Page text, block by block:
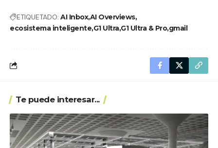
ETIQUETADO: AI InboxAI Overviews
ecosistema inteligenteG1 UltraG1 Ultra & Progmail
Te puede interesar...